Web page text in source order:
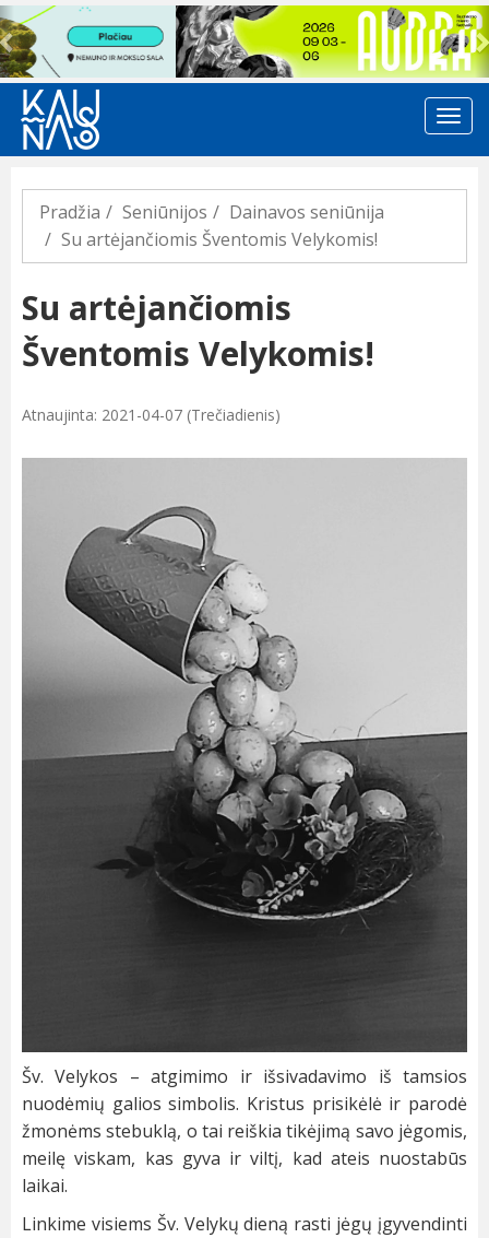
Previous
Pradžia Seniūnijos
Dainavos seniūnija
Su artėjančiomis Šventomis Velykomis!
Su artėjančiomis
Šventomis Velykomis!
Atnaujinta: 2021-04-07 (Trečiadienis)
Šv. Velykos – atgimimo ir išsivadavimo iš tamsios
nuodėmių galios simbolis. Kristus prisikėlė ir parodė
žmonėms stebuklą, o tai reiškia tikėjimą savo jėgomis,
meilę viskam, kas gyva ir viltį, kad ateis nuostabūs
laikai.
Linkime visiems Šv. Velykų dieną rasti jėgų įgyvendinti